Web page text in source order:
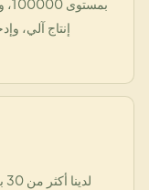
إنتاج آلي،